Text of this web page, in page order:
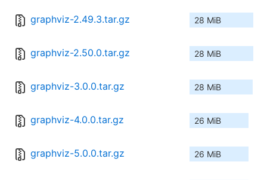
graphviz-2.49.3.tar.gz 28 MiB
graphviz-2.50.0.tar.gz 28 MiB
graphviz-3.0.0.tar.gz 28 MiB
graphviz-4.0.0.tar.gz 26 MiB
graphviz-5.0.0.tar.gz 26 MiB